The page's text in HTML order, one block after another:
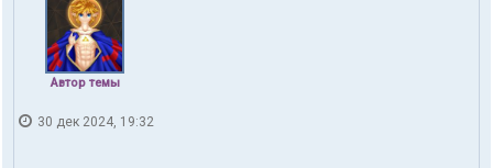
Автор темы
30 дек 2024, 19:32